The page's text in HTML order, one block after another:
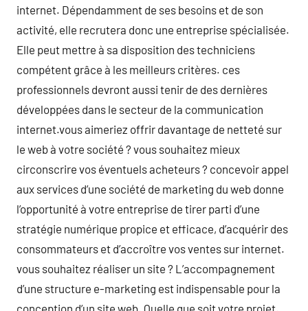
internet. Dépendamment de ses besoins et de son
activité, elle recrutera donc une entreprise spécialisée.
Elle peut mettre à sa disposition des techniciens
compétent grâce à les meilleurs critères. ces
professionnels devront aussi tenir de des dernières
développées dans le secteur de la communication
internet.vous aimeriez offrir davantage de netteté sur
le web à votre société ? vous souhaitez mieux
circonscrire vos éventuels acheteurs ? concevoir appel
aux services d’une société de marketing du web donne
l’opportunité à votre entreprise de tirer parti d’une
stratégie numérique propice et efficace, d’acquérir des
consommateurs et d’accroître vos ventes sur internet.
vous souhaitez réaliser un site ? L’accompagnement
d’une structure e-marketing est indispensable pour la
conception d’un site web. Quelle que soit votre projet,